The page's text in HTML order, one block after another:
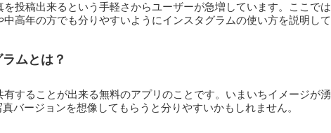
投稿出来るという手軽さからユーザーが急増しています。ここでは
高年の方でも分りやすいようにインスタグラムの使い方を説明して
ムとは？
することが出来る無料のアプリのことです。いまいちイメージが湧
バージョンを想像してもらうと分りやすいかもしれません。